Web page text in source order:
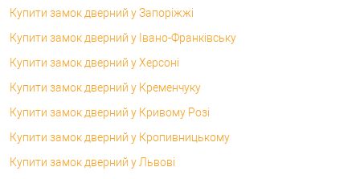
Купити замок дверний у Запоріжжі
Купити замок дверний у Івано-Франківську
Купити замок дверний у Херсоні
Купити замок дверний у Кременчуку
Купити замок дверний у Кривому Розі
Купити замок дверний у Кропивницькому
Купити замок дверний у Львові